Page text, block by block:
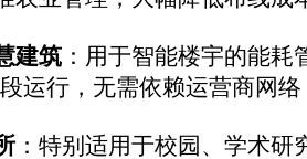
Wi-Fi HaLow模组产品规划吗
HaLow技术特性的分析，长期以来有